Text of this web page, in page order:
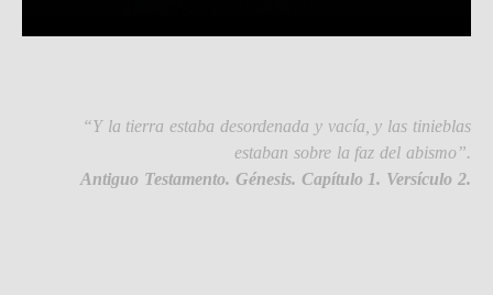
“Y la tierra estaba desordenada y vacía, y las tinieblas
estaban sobre la faz del abismo”.
Antiguo Testamento. Génesis. Capítulo 1. Versículo 2.